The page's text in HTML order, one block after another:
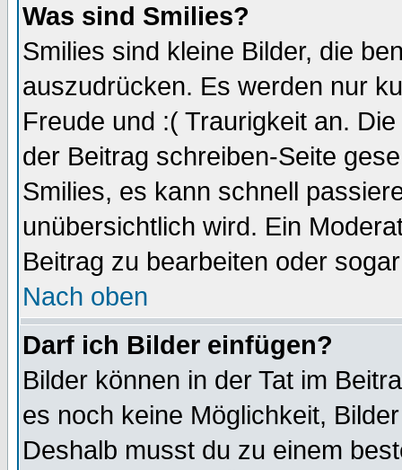
Was sind Smilies?
Smilies sind kleine Bilder, die
auszudrücken. Es werden nur
Freude und :( Traurigkeit an.
der Beitrag schreiben-Seite
Smilies, es kann schnell
unübersichtlich wird. Ein
Beitrag zu bearbeiten oder
Nach oben
Darf ich Bilder einfügen?
Bilder können in der Tat im
es noch keine Möglichkeit,
Deshalb musst du zu einem